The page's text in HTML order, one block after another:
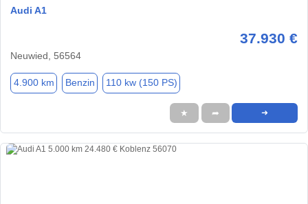
Audi A1
37.930 €
Neuwied, 56564
4.900 km Benzin 110 kw (150 PS)
★ ➦ ➜